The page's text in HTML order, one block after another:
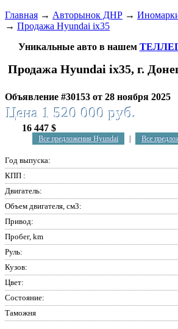
Главная → Авторынок ДНР →
→ Продажа Hyundai ix35
Уникальные авто в нашем
Продажа Hyundai ix35, г.
Объявление #30153 от 28 ноября 2025
Цена 1 520 000 руб.
16 447 $
Все предложения Hyundai Все
Год выпуска:
КПП :
Двигатель:
Объем двигателя, см3:
Привод:
Пробег, km
Руль:
Кузов:
Цвет:
Состояние:
Таможня